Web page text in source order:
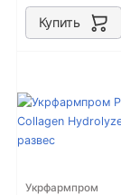
Купить
Укрфармпром